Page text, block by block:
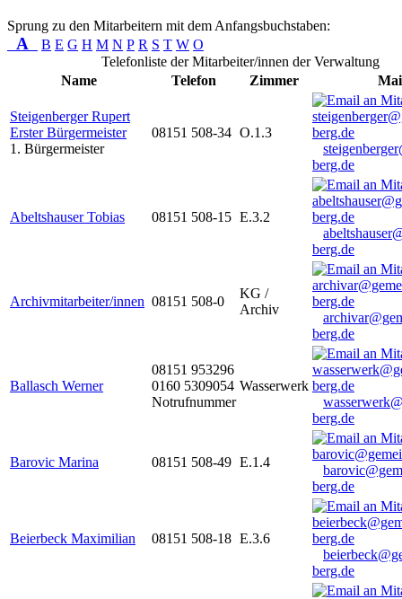
Sprung zu den Mitarbeitern mit dem Anfangsbuchstaben:
A B E G H M N P R S T W O
Telefonliste der Mitarbeiter/innen der Verwaltung
Name
Telefon Zimmer
Steigenberger Rupert
Erster Bürgermeister
1. Bürgermeister
08151 508-34 O.1.3
berg.de
Abeltshauser Tobias 08151 508-15 E.3.2
berg.de
Archivmitarbeiter/innen 08151 508-0
KG /
Archiv
berg.de
Ballasch Werner
08151 953296
0160 5309054
Notrufnummer
Wasserwerk
berg.de
Barovic Marina 08151 508-49 E.1.4
berg.de
Beierbeck Maximilian 08151 508-18 E.3.6
berg.de